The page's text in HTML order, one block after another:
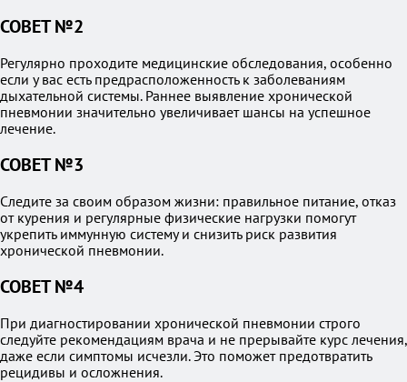
СОВЕТ №2
Регулярно проходите медицинские обследования, особенно
если у вас есть предрасположенность к заболеваниям
дыхательной системы. Раннее выявление хронической
пневмонии значительно увеличивает шансы на успешное
лечение.
СОВЕТ №3
Следите за своим образом жизни: правильное питание, отказ
от курения и регулярные физические нагрузки помогут
укрепить иммунную систему и снизить риск развития
хронической пневмонии.
СОВЕТ №4
При диагностировании хронической пневмонии строго
следуйте рекомендациям врача и не прерывайте курс лечения,
даже если симптомы исчезли. Это поможет предотвратить
рецидивы и осложнения.